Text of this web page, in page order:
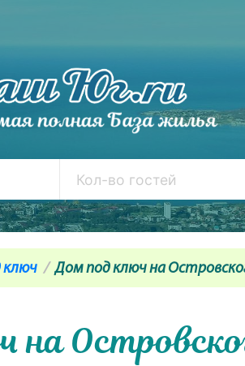
ключ Дом под ключ на